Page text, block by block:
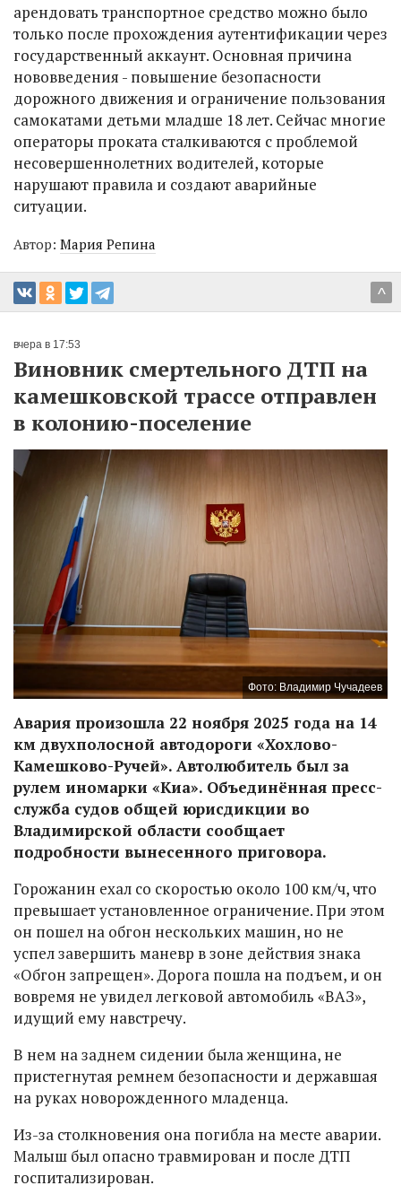
арендовать транспортное средство можно было
только после прохождения аутентификации через
государственный аккаунт. Основная причина
нововведения - повышение безопасности
дорожного движения и ограничение пользования
самокатами детьми младше 18 лет. Сейчас многие
операторы проката сталкиваются с проблемой
несовершеннолетних водителей, которые
нарушают правила и создают аварийные
ситуации.
Автор: Мария Репина
^
вчера в 17:53
Виновник смертельного ДТП на
камешковской трассе отправлен
в колонию-поселение
Фото: Владимир Чучадеев
Авария произошла 22 ноября 2025 года на 14
км двухполосной автодороги «Хохлово-
Камешково-Ручей». Автолюбитель был за
рулем иномарки «Киа». Объединённая пресс-
служба судов общей юрисдикции во
Владимирской области сообщает
подробности вынесенного приговора.
Горожанин ехал со скоростью около 100 км/ч, что
превышает установленное ограничение. При этом
он пошел на обгон нескольких машин, но не
успел завершить маневр в зоне действия знака
«Обгон запрещен». Дорога пошла на подъем, и он
вовремя не увидел легковой автомобиль «ВАЗ»,
идущий ему навстречу.
В нем на заднем сидении была женщина, не
пристегнутая ремнем безопасности и державшая
на руках новорожденного младенца.
Из-за столкновения она погибла на месте аварии.
Малыш был опасно травмирован и после ДТП
госпитализирован.